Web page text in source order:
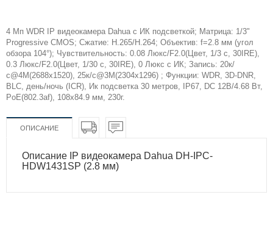
4 Mп WDR IP видеокамера Dahua с ИК подсветкой; Матрица: 1/3"
Progressive CMOS; Сжатие: H.265/H.264; Объектив: f=2.8 мм (угол
обзора 104°); Чувствительность: 0.08 Люкс/F2.0(Цвет, 1/3 с, 30IRE),
0.3 Люкс/F2.0(Цвет, 1/30 с, 30IRE), 0 Люкс с ИК; Запись: 20к/
с@4M(2688х1520), 25к/с@3M(2304х1296) ; Функции: WDR, 3D-DNR,
BLC, день/ночь (ICR), Ик подсветка 30 метров, IP67, DC 12В/4.68 Вт,
PoE(802.3af), 108х84.9 мм, 230г.
ОПИСАНИЕ
Описание IP видеокамера Dahua DH-IPC-
HDW1431SP (2.8 мм)